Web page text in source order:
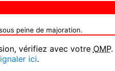
peine de majoration.
vérifiez avec votre OMP.
ici.